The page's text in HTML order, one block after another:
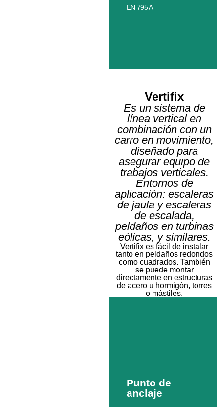
EN 795 A
SP-Anchor
Punto de anclaje
Más
información
Vertifix
Es un sistema de
línea vertical en
combinación con un
carro en movimiento,
diseñado para
asegurar equipo de
trabajos verticales.
Entornos de
aplicación: escaleras
de jaula y escaleras
de escalada,
peldaños en turbinas
eólicas, y similares.
Vertifix es fácil de instalar
tanto en peldaños redondos
como cuadrados. También
se puede montar
directamente en estructuras
de acero u hormigón, torres
o mástiles.
Punto de
anclaje